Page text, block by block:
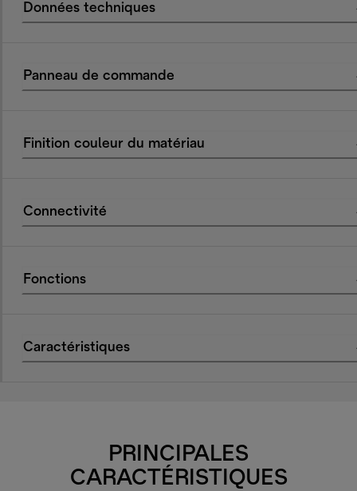
Données techniques
Panneau de commande
Finition couleur du matériau
Connectivité
Fonctions
Caractéristiques
PRINCIPALES
CARACTÉRISTIQUES